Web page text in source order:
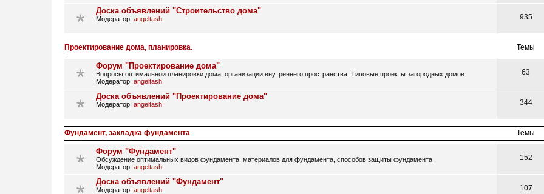
Доска объявлений "Строительство дома"
Модератор: angeltash 935
Проектирование дома, планировка. Темы
Форум "Проектирование дома"
Вопросы оптимальной планировки дома, организации внутреннего пространства. Типовые проекты загородных домов.
Модератор: angeltash
63
Доска объявлений "Проектирование дома"
Модератор: angeltash 344
Фундамент, закладка фундамента Темы
Форум "Фундамент"
Обсуждение оптимальных видов фундамента, материалов для фундамента, способов защиты фундамента.
Модератор: angeltash
152
Доска объявлений "Фундамент"
Модератор: angeltash 107